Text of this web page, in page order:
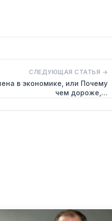
СЛЕДУЮЩАЯ СТАТЬЯ →
в экономике, или Почему
чем дороже,…